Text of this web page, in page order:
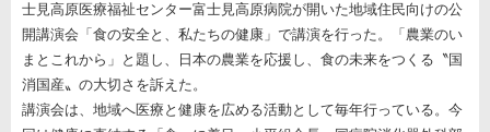
士見高原医療福祉センター富士見高原病院が開いた地域住民向けの公
開講演会「食の安全と、私たちの健康」で講演を行った。「農業のい
まとこれから」と題し、日本の農業を応援し、食の未来をつくる〝国
消国産〟の大切さを訴えた。
講演会は、地域へ医療と健康を広める活動として毎年行っている。今